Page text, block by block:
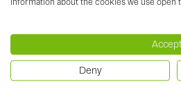
Par nākamo
information about the cookies we use open
Accept
Deny